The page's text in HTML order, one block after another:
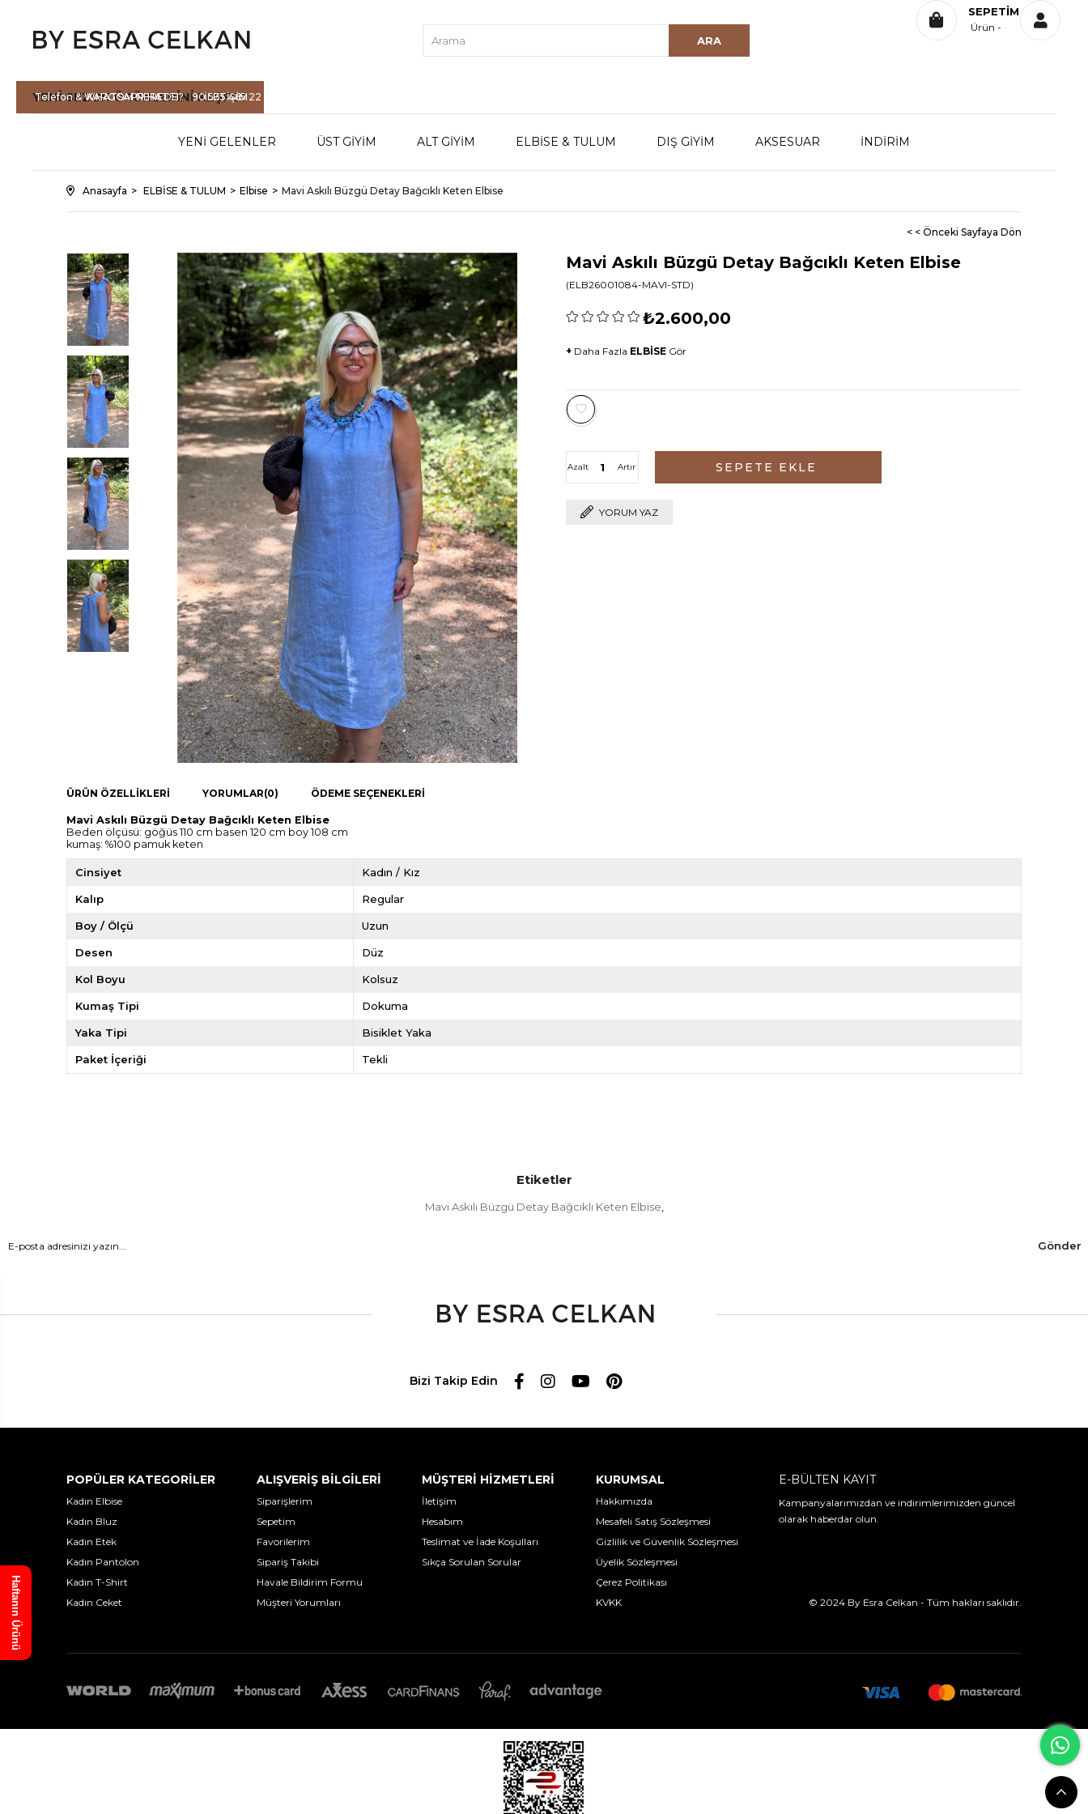
Telefon & WHATSAPP HATTI : 90 535 465 22
YENİ SEZONÜRÜNLERİNİ KEŞFET
KARGOM NEREDE? İLETİŞİM
SEPETIM
Ürün
YENİ GELENLER ÜST GİYİM ALT GİYİM ELBİSE & TULUM DIŞ GİYİM AKSESUAR İNDİRİM
Anasayfa ELBİSE & TULUM Elbise Mavi Askılı Büzgü Detay Bağcıklı Keten Elbise
< < Önceki Sayfaya Dön
Mavi Askılı Büzgü Detay Bağcıklı Keten Elbise
(ELB26001084-MAVI-STD)
₺2.600,00
+ Daha Fazla ELBİSE Gör
Artır
Azalt
YORUM YAZ
ÜRÜN ÖZELLIKLERI YORUMLAR(0) ÖDEME SEÇENEKLERI
Mavi Askılı Büzgü Detay Bağcıklı Keten Elbise
Beden ölçüsü: göğüs 110 cm basen 120 cm boy 108 cm
kumaş: %100 pamuk keten
Cinsiyet Kadın / Kız
Kalıp Regular
Boy / Ölçü Uzun
Desen Düz
Kol Boyu Kolsuz
Kumaş Tipi Dokuma
Yaka Tipi Bisiklet Yaka
Paket İçeriği Tekli
Etiketler
Mavi Askılı Büzgü Detay Bağcıklı Keten Elbise,
Gönder
Bizi Takip Edin
POPÜLER KATEGORİLER
Kadın Elbise
Kadın Bluz
Kadın Etek
Kadın Pantolon
Kadın T-Shirt
Kadın Ceket
ALIŞVERİŞ BİLGİLERİ
Siparişlerim
Sepetim
Favorilerim
Sipariş Takibi
Havale Bildirim Formu
Müşteri Yorumları
MÜŞTERİ HİZMETLERİ
İletişim
Hesabım
Teslimat ve İade Koşulları
Sıkça Sorulan Sorular
KURUMSAL
Hakkımızda
Mesafeli Satış Sözleşmesi
Gizlilik ve Güvenlik Sözleşmesi
Üyelik Sözleşmesi
Çerez Politikası
KVKK
E-BÜLTEN KAYIT
Kampanyalarımızdan ve indirimlerimizden güncel
olarak haberdar olun.
© 2024 By Esra Celkan - Tüm hakları saklıdır.
Haftanın Ürünü